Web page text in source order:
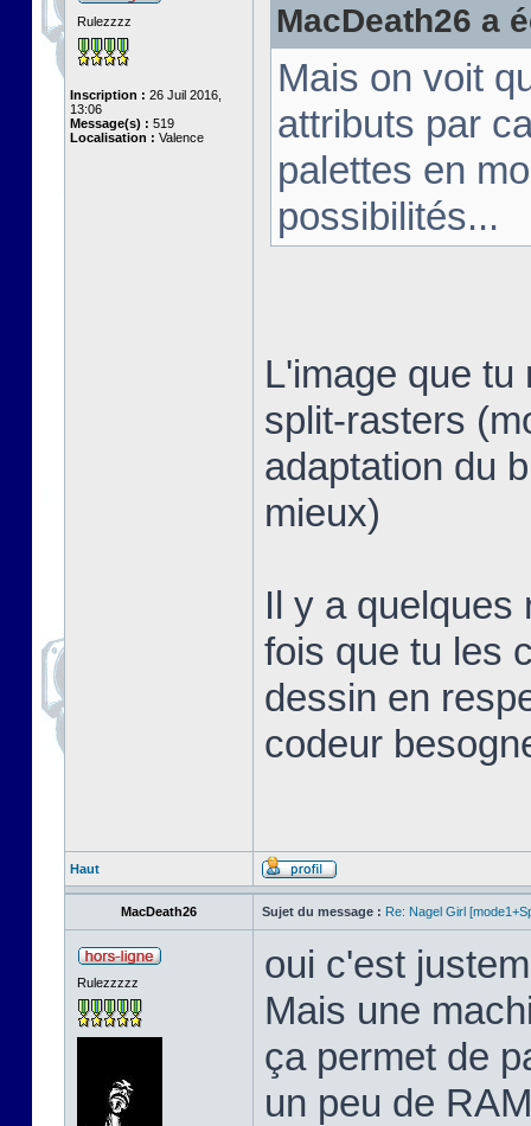
Rulezzzz
Inscription : 26 Juil 2016,
13:06
Message(s) : 519
Localisation : Valence
MacDeath26 a
Mais on voit
attributs par
palettes en
possibilités...
L'image que
split-rasters
adaptation du
mieux)
Il y a quelques
fois que tu les
dessin en
codeur
Haut
MacDeath26 Sujet du message : Re: Nagel Girl
Rulezzzzz
oui c'est
Mais une
ça permet de
un peu de